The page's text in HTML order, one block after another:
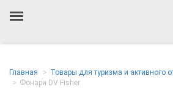
Главная Товары для туризма и активного
Фонари DV Fisher